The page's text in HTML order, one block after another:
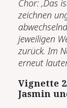
Chor: ‚Das
zeichnen
jeweiligen
zurück. Im
erneut
Vignette
Jasmin